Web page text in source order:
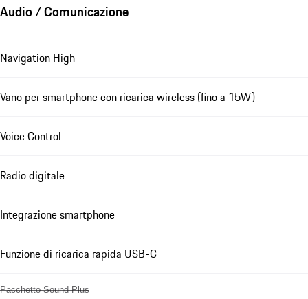
Audio / Comunicazione
Navigation High
Vano per smartphone con ricarica wireless (fino a 15W)
Voice Control
Radio digitale
Integrazione smartphone
Funzione di ricarica rapida USB-C
Pacchetto Sound Plus